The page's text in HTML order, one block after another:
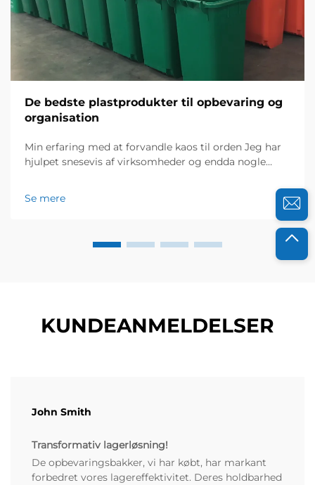
De bedste plastprodukter til opbevaring og
organisation
Min erfaring med at forvandle kaos til orden Jeg har
hjulpet snesevis af virksomheder og endda nogle
uordnede omgivelser kan medføre. I sidste år
Se mere
KUNDEANMELDELSER
John Smith
Transformativ lagerløsning!
De opbevaringsbakker, vi har købt, har markant
forbedret vores lagereffektivitet. Deres holdbarhed